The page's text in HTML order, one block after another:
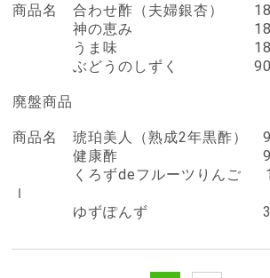
商品名 合わせ酢（夫婦銀杏）
神の恵み 185ml、
うま味 1800
ぶどうのしずく 900
廃盤商品
商品名 琥珀美人（熟成2年黒酢）
健康酢 900
くろずdeフルーツりんご
ｌ
ゆずぽんず 360